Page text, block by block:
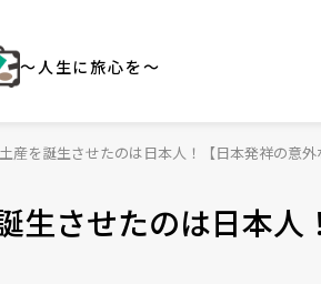
～人生に旅心を～
産を誕生させたのは日本人！【日本発祥の意外
生させたのは日本